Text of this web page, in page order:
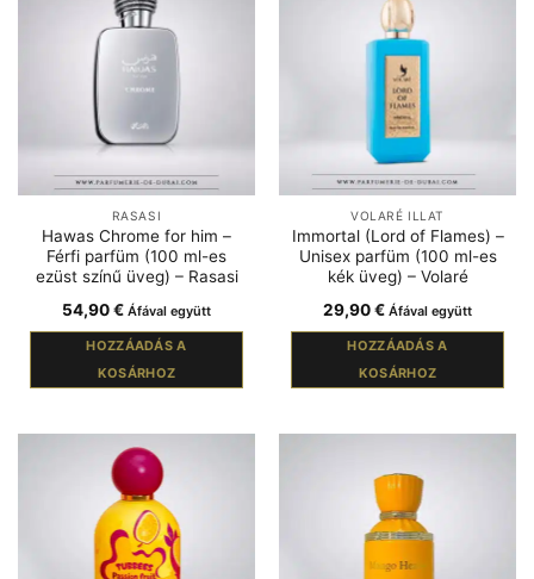
RASASI
Hawas Chrome for him –
Férfi parfüm (100 ml-es
ezüst színű üveg) – Rasasi
54,90€ Áfával együtt
HOZZÁADÁS A
KOSÁRHOZ
VOLARÉ ILLAT
Immortal (Lord of Flames) –
Unisex parfüm (100 ml-es
kék üveg) – Volaré
29,90€ Áfával együtt
HOZZÁADÁS A
KOSÁRHOZ